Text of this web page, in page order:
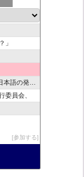
」
の発音/…
委員会、
消費税
参加する